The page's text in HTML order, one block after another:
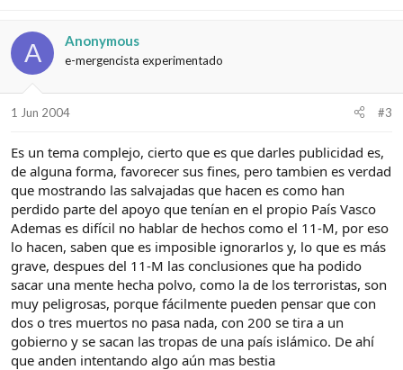
A Anonymous
e-mergencista experimentado
1 Jun 2004 #3
Es un tema complejo, cierto que es que darles publicidad es,
de alguna forma, favorecer sus fines, pero tambien es verdad
que mostrando las salvajadas que hacen es como han
perdido parte del apoyo que tenían en el propio País Vasco
Ademas es difícil no hablar de hechos como el 11-M, por eso
lo hacen, saben que es imposible ignorarlos y, lo que es más
grave, despues del 11-M las conclusiones que ha podido
sacar una mente hecha polvo, como la de los terroristas, son
muy peligrosas, porque fácilmente pueden pensar que con
dos o tres muertos no pasa nada, con 200 se tira a un
gobierno y se sacan las tropas de una país islámico. De ahí
que anden intentando algo aún mas bestia